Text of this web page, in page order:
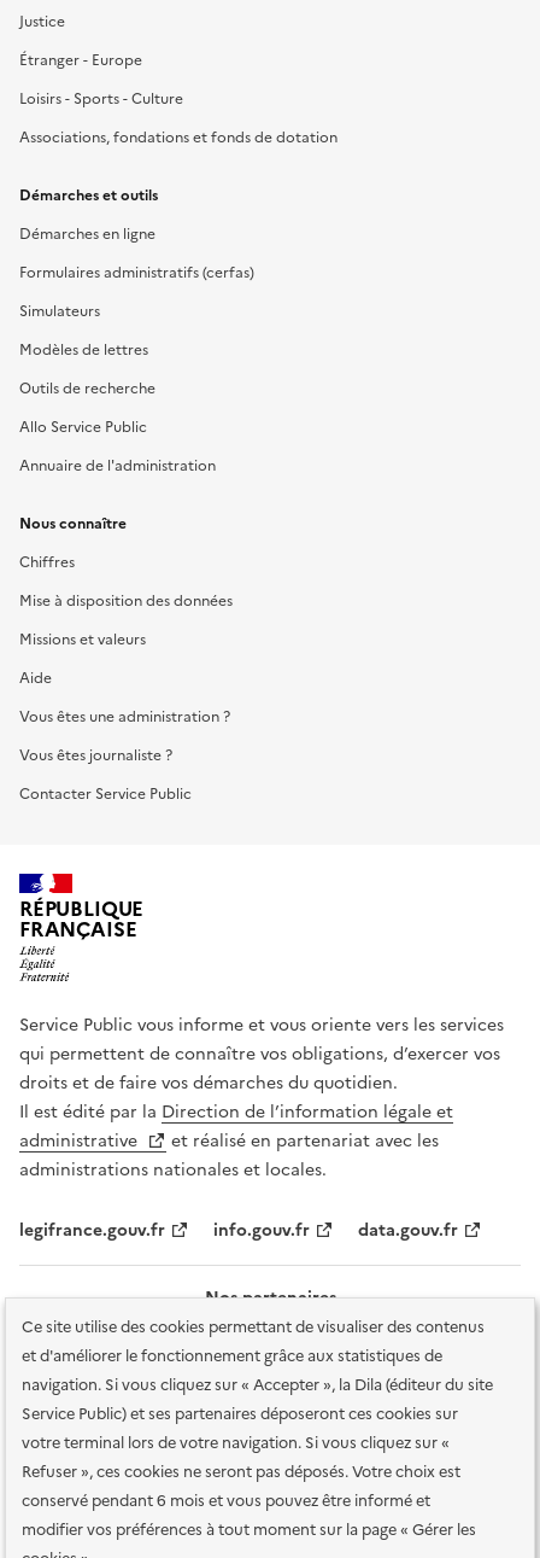
Ce site utilise des cookies permettant de visualiser des contenus
et d'améliorer le fonctionnement grâce aux statistiques de
navigation. Si vous cliquez sur « Accepter », la Dila (éditeur du site
Service Public) et ses partenaires déposeront ces cookies sur
votre terminal lors de votre navigation. Si vous cliquez sur «
Refuser », ces cookies ne seront pas déposés. Votre choix est
conservé pendant 6 mois et vous pouvez être informé et
modifier vos préférences à tout moment sur la page « Gérer les
Justice
Étranger - Europe
Loisirs - Sports - Culture
Associations, fondations et fonds de dotation
Démarches et outils
Démarches en ligne
Formulaires administratifs (cerfas)
Simulateurs
Modèles de lettres
Outils de recherche
Allo Service Public
Annuaire de l'administration
Nous connaître
Chiffres
Mise à disposition des données
Missions et valeurs
Aide
Vous êtes une administration ?
Vous êtes journaliste ?
Contacter Service Public
RÉPUBLIQUE
FRANÇAISE
Service Public vous informe et vous oriente vers les services
qui permettent de connaître vos obligations, d’exercer vos
droits et de faire vos démarches du quotidien.
Il est édité par la Direction de l’information légale et
administrative
et réalisé en partenariat avec les
administrations nationales et locales.
legifrance.gouv.fr info.gouv.fr data.gouv.fr
Nos partenaires
Plan du site Accessibilité : totalement conforme
Accessibilité des
services en ligne Mentions légales Données personnelles et sécurité
Conditions générales d'utilisation Gestion des cookies